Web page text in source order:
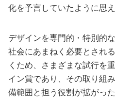
化を予言していたように思え
デザインを専門的・特別的
社会にあまねく必要とされ
くため、さまざまな試行を
イン賞であり、その取り組
備範囲と担う役割が拡がっ